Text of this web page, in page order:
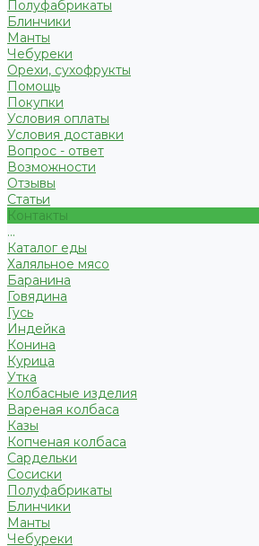
Полуфабрикаты
Блинчики
Манты
Чебуреки
Орехи, сухофрукты
Помощь
Покупки
Условия оплаты
Условия доставки
Вопрос - ответ
Возможности
Отзывы
Статьи
Контакты
...
Каталог еды
Халяльное мясо
Баранина
Говядина
Гусь
Индейка
Конина
Курица
Утка
Колбасные изделия
Вареная колбаса
Казы
Копченая колбаса
Сардельки
Сосиски
Полуфабрикаты
Блинчики
Манты
Чебуреки